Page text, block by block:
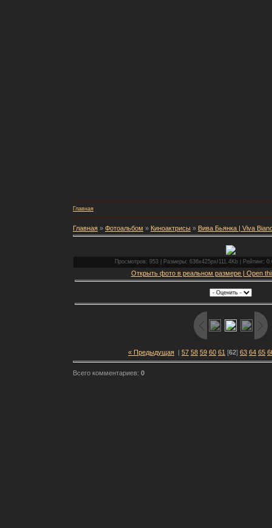
Главная
Главная » Фотоальбом » Киноактрисы » Вива Бьянка | Viva
Просмотров: 953 | Размеры: 636x425px/111.4Kb | Рейтинг:
Открыть фото в реальном размере | Open
« Предыдущая | 57 58 59 60 61 [62] 63 64 65
Всего комментариев: 0